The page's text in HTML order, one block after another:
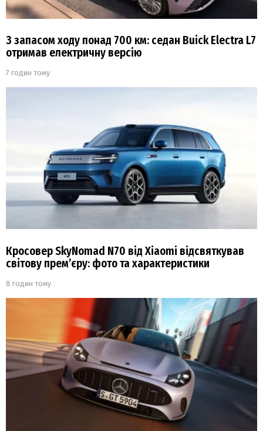
З запасом ходу понад 700 км: седан Buick Electra L7
отримав електричну версію
7 годин тому
Кросовер SkyNomad N70 від Xiaomi відсвяткував
світову прем’єру: фото та характеристики
8 годин тому